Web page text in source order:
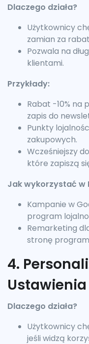
Dlaczego działa?
Użytkownicy
zamian za
Pozwala na
klientami.
Przykłady:
Rabat -10% na
zapis do
Punkty
zakupowych.
Wcześniejszy
które zapiszą
Jak wykorzystać w
Kampanie w
program
Remarketing
stronę
4.
Dlaczego działa?
Użytkownicy
jeśli widzą